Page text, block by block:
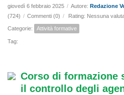
giovedì 6 febbraio 2025 / Autore: Redazione
(724) / Commenti (0) / Rating: Nessuna
Categorie: Attività formative
Tag:
Corso di formazione
il controllo degli